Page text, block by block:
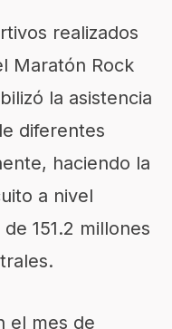
realizados
Maratón Rock
la asistencia
diferentes
haciendo la
a nivel
151.2 millones
el mes de